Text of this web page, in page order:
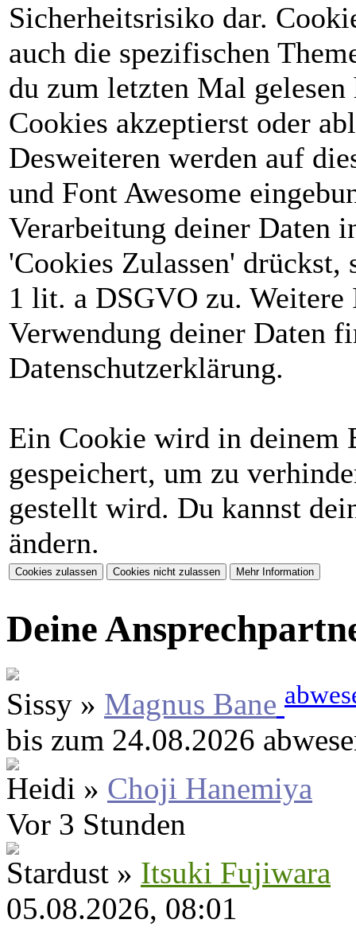
Sicherheitsrisiko dar.
auch die spezifischen
du zum letzten Mal
Cookies akzeptierst oder
Desweiteren werden auf
und Font Awesome
Verarbeitung deiner Daten
'Cookies Zulassen'
1 lit. a DSGVO zu.
Verwendung deiner Daten
Datenschutzerklärung.
Ein Cookie wird in deinem
gespeichert, um zu
gestellt wird. Du kannst
ändern.
Deine
Sissy » Magnus Bane
bis zum 24.08.2026
Heidi » Choji Hanemiya
Vor 3 Stunden
Stardust » Itsuki Fujiwara
05.08.2026, 08:01